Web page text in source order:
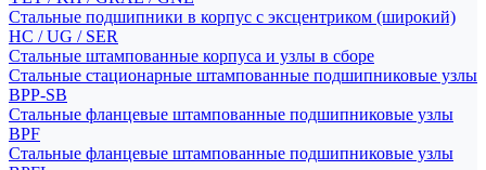
Стальные подшипники в корпус с эксцентриком (широкий)
HC / UG / SER
Стальные штампованные корпуса и узлы в сборе
Стальные стационарные штампованные подшипниковые узлы
BPP-SB
Стальные фланцевые штампованные подшипниковые узлы
BPF
Стальные фланцевые штампованные подшипниковые узлы